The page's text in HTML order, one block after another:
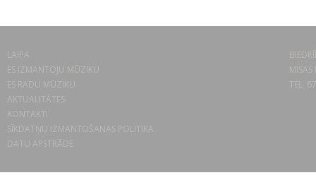
LAIPA
ES IZMANTOJU MŪZIKU
ES RADU MŪZIKU
AKTUALITĀTES
KONTAKTI
SĪKDATŅU IZMANTOŠANAS POLITIKA
DATU APSTRĀDE
TEL.